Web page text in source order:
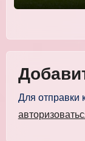
Для отправки